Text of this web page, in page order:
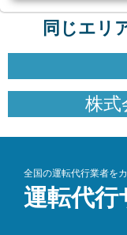
同じエリ
株式
全国の運転代行業者を
運転代行